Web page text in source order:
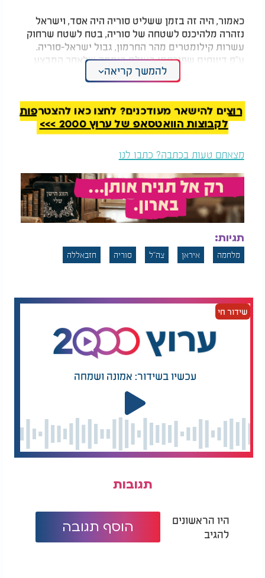
כאמור, היה זה בזמן ששליט סוריה היה אסד, וישראל
נזהרה מלהיכנס לשטחה של סוריה, בטח לשטח שרחוק
עשרות קילומטרים מהר החרמון, גבול ישראל-סוריה.
ע"פ דיווחים שפורסמו בעולם ביממה שלאחר המבצע
החשאי, וצה"ל כעת מאשר באופן חלקי, הלוחמים אף
נטלו עימם חומר מודיעיני רב ערך, בטרם המתקן הצבאי
הושמד.
"מדובר באחת מפעולות הקומנדו המסוכנות והאמיצות
שצה"ל ביצע בשנים האחרונות מחוץ לגבולות המדינה,
באופן הירואי ועם סיכונים גדולים, אך עם תכנון קפדני
של חיל האוויר שהוביל לתוצאה המיוחלת: השמדת
יכולת אסטרטגית קריטית של איראן בסוריה, עשרות
ק"מ מישראל", אמרו בכירים בצה"ל בעילום שם לאתר
'ווינט'.
להמשך קריאה
רוצים להישאר מעודכנים? לחצו כאן להצטרפות
לקבוצות הוואטסאפ של ערוץ 2000 >>>
מצאתם טעות בכתבה? כתבו לנו
תגיות:
מלחמה איראן צה"ל סוריה חזבאללה
שידור חי
עכשיו בשידור: אמונה ושמחה
תגובות
היו הראשונים
להגיב
הוסף תגובה